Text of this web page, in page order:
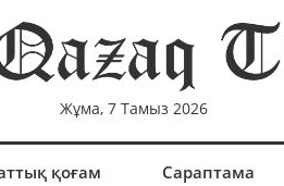
Жұма, 7 Тамыз 2026
қоғам Сараптама